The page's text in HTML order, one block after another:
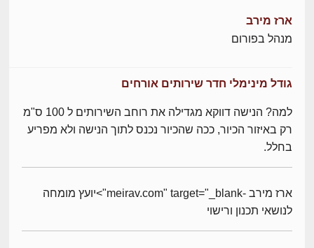
ארז מירב
מנהל בפורום
גודל מינימלי חדר שירותים אורחים
למה? הנישה דווקא מגדילה את רוחב השירותים ל 100 ס"מ
רק באיזור הכיור, ככה שהכיור נכנס לתוך הנישה ולא מפריע
בחלל.
ארז מירב -meirav.com" target="_blank">יועץ מומחה
לנושאי תכנון ורישוי